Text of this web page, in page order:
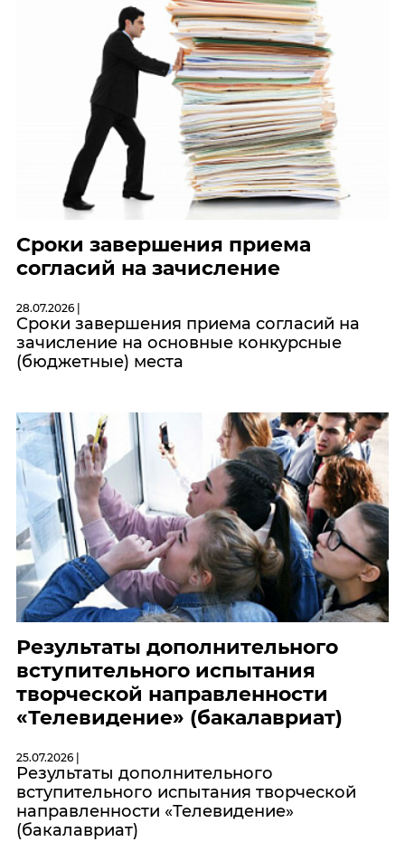
Сроки завершения приема
согласий на зачисление
28.07.2026 |
Сроки завершения приема согласий на
зачисление на основные конкурсные
(бюджетные) места
Результаты дополнительного
вступительного испытания
творческой направленности
«Телевидение» (бакалавриат)
25.07.2026 |
Результаты дополнительного
вступительного испытания творческой
направленности «Телевидение»
(бакалавриат)